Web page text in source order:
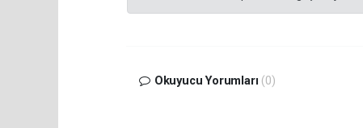
Okuyucu Yorumları (0)